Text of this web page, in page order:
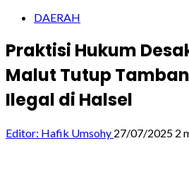
DAERAH
Praktisi Hukum
Malut Tutup
Ilegal di Halsel
Editor: Hafik Umsohy 27/07/2025 2